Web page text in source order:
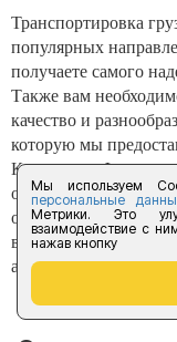
Мы используем
персональные
Метрики. Это
взаимодействие с
нажав кнопку
Транспортировка
популярных
получаете самого
Также вам
качество и
которую мы
Компания «Форус
объеме и следит за
обращайтесь к нам
вам лучшую и самую
адреса.